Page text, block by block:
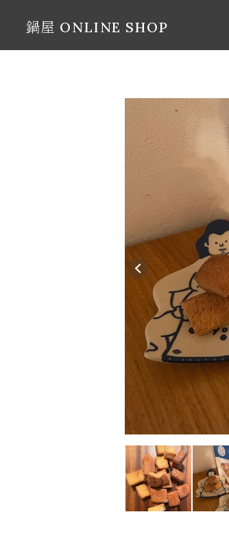
鍋屋 ONLINE SHOP